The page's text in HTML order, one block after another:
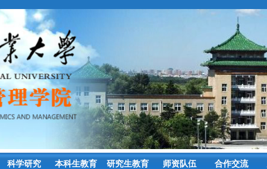
科学研究 本科生教育 研究生教育 师资队伍 合作交流